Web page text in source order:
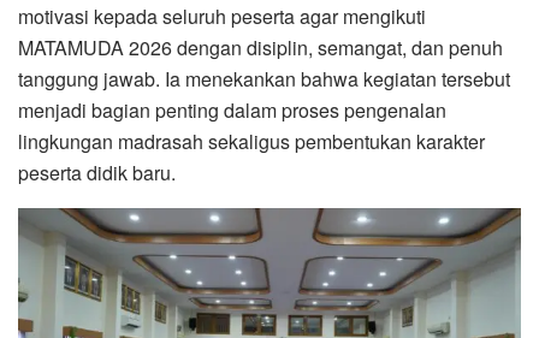
motivasi kepada seluruh peserta agar mengikuti
MATAMUDA 2026 dengan disiplin, semangat, dan penuh
tanggung jawab. Ia menekankan bahwa kegiatan tersebut
menjadi bagian penting dalam proses pengenalan
lingkungan madrasah sekaligus pembentukan karakter
peserta didik baru.